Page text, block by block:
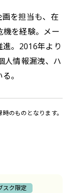
を担当も、在
を経験。メー
。2016年より
人情報漏洩、ハ
。
のものとなります。
スク限定